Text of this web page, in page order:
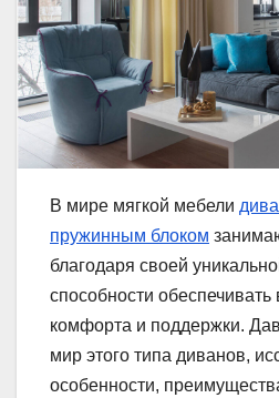
В мире мягкой мебели
пружинным блоком
благодаря своей
способности
комфорта и поддержки.
мир этого типа диванов,
особенности,